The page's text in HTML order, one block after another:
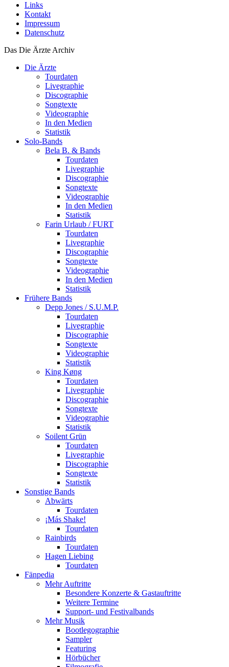
Links
Kontakt
Impressum
Datenschutz
Das Die Ärzte Archiv
Die Ärzte
Tourdaten
Livegraphie
Discographie
Songtexte
Videographie
In den Medien
Statistik
Solo-Bands
Bela B. & Bands
Tourdaten
Livegraphie
Discographie
Songtexte
Videographie
In den Medien
Statistik
Farin Urlaub / FURT
Tourdaten
Livegraphie
Discographie
Songtexte
Videographie
In den Medien
Statistik
Frühere Bands
Depp Jones / S.U.M.P.
Tourdaten
Livegraphie
Discographie
Songtexte
Videographie
Statistik
King Køng
Tourdaten
Livegraphie
Discographie
Songtexte
Videographie
Statistik
Soilent Grün
Tourdaten
Livegraphie
Discographie
Songtexte
Statistik
Sonstige Bands
Abwärts
Tourdaten
¡Más Shake!
Tourdaten
Rainbirds
Tourdaten
Hagen Liebing
Tourdaten
Fänpedia
Mehr Auftritte
Besondere Konzerte & Gastauftritte
Weitere Termine
Support- und Festivalbands
Mehr Musik
Bootlegographie
Sampler
Featuring
Hörbücher